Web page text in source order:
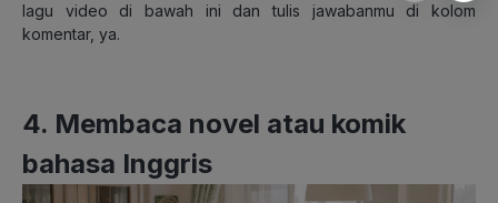
lagu video di bawah ini dan tulis jawabanmu di kolom
komentar, ya.
4. Membaca novel atau komik
bahasa Inggris